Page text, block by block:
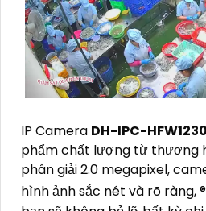
IP Camera DH-IPC-
phẩm chất lượng từ thương
phân giải 2.0 megapixel,
hình ảnh sắc nét và rõ ràng, ®️